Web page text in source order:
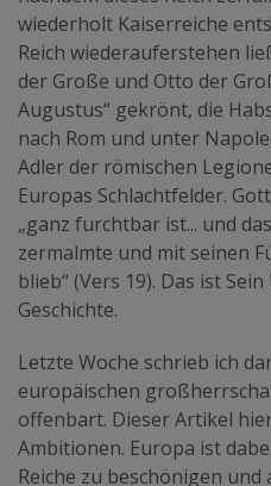
wiederholt Kaiserreiche
Reich wiederauferstehen
der Große und Otto der
Augustus“ gekrönt, die
nach Rom und unter
Adler der römischen
Europas Schlachtfelder.
„ganz furchtbar ist... und
zermalmte und mit seinen
blieb“ (Vers 19). Das ist
Geschichte.
Letzte Woche schrieb ich
europäischen
offenbart. Dieser Artikel
Ambitionen. Europa ist
Reiche zu beschönigen